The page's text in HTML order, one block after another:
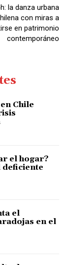
la danza urbana
con miras a
en patrimonio
contemporáneo
Chile
el hogar?
deficiente
el
en el